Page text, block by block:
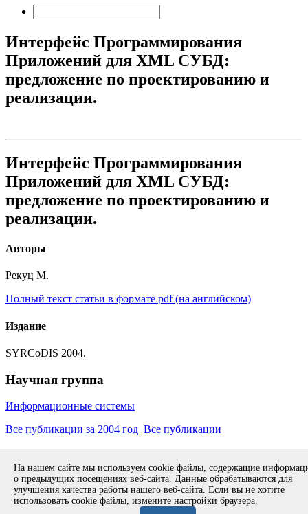
Интерфейс Программирования
Приложений для XML СУБД:
предложение по проектированию и
реализации.
Интерфейс Программирования
Приложений для XML СУБД:
предложение по проектированию и
реализации.
Авторы
Рекуц М.
Полный текст статьи в формате pdf (на английском)
Издание
SYRCoDIS 2004.
Научная группа
Информационные системы
Все публикации за 2004 год Все публикации
Copyright © 1994-2026 ИСП РАН. 109004, г. Москва, ул. А.
Солженицына, дом 25.Противодействие коррупции.
Разработка безопасного программного обеспечения (РБПО)
Продолжая использовать наш сайт, вы даете согласие на
На нашем сайте мы используем cookie файлы, содержащие
о предыдущих посещениях веб-сайта. Данные обрабатываются для
улучшения качества работы нашего веб-сайта. Если вы не хотите
использовать cookie файлы, измените настройки браузера.